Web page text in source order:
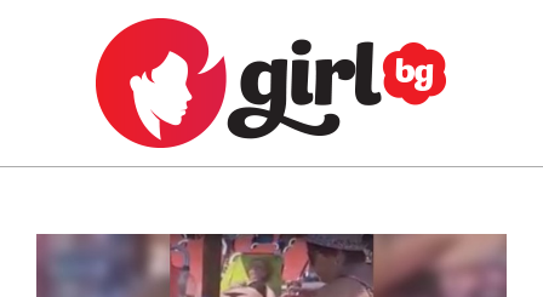
GIRL.BG
Navigation